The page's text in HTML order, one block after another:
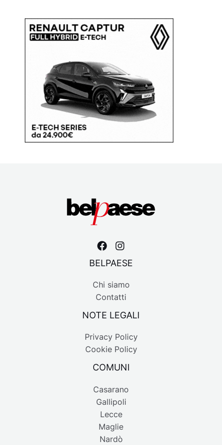
BELPAESE
Chi siamo
Contatti
NOTE LEGALI
Privacy Policy
Cookie Policy
COMUNI
Casarano
Gallipoli
Lecce
Maglie
Nardò